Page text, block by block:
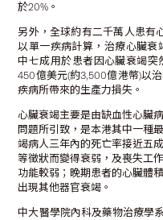
於20%。
另外，全球約有二千萬人患有
以單一疾病計算，治療心臟衰
中七成用於患者因心臟衰竭
450億美元(約3,500億港幣)以
疾病所帶來的生產力損失。
心臟衰竭主要是由缺血性心臟
問題所引致，是本港其中一種
竭病人三年內的死亡率接近五
等徵狀而變得衰弱，及喪失工
功能較弱；晚期患者的心臟體
出現其他器官衰竭。
中大醫學院內科及藥物治療學